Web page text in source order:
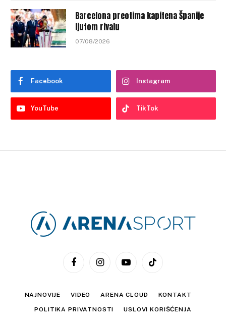
Barcelona preotima kapitena Španije
ljutom rivalu
07/08/2026
Facebook Instagram
YouTube TikTok
FacebookInstagramYouTubeTikTok
NAJNOVIJE VIDEO ARENA CLOUD KONTAKT
POLITIKA PRIVATNOSTI USLOVI KORIŠĆENJA